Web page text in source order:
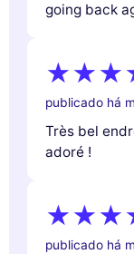
going back
publicado há
Très bel
adoré !
publicado há